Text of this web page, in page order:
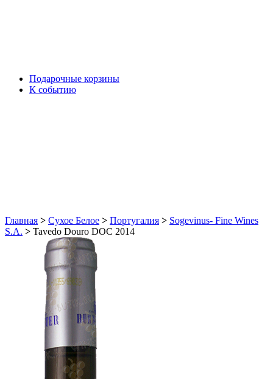
Подарочные корзины
К событию
Главная > Сухое Белое > Португалия > Sogevinus- Fine Wines
S.A. > Tavedo Douro DOC 2014